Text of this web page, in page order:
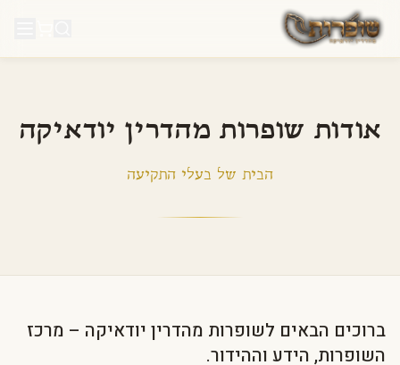
דלג לתוכן
אודות שופרות מהדרין יודאיקה
הבית של בעלי התקיעה
ברוכים הבאים לשופרות מהדרין יודאיקה – מרכז
השופרות, הידע וההידור.